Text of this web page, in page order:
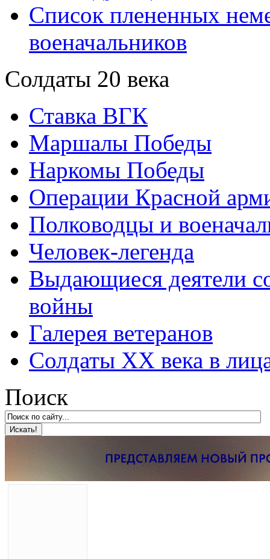
Список плененных
военачальников
Солдаты 20 века
Ставка ВГК
Маршалы Победы
Наркомы Победы
Операции Красной
Полководцы и
Человек-легенда
Выдающиеся деятели
войны
Галерея ветеранов
Солдаты XX века в
Поиск